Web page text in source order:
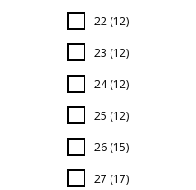
22 (12)
23 (12)
24 (12)
25 (12)
26 (15)
27 (17)